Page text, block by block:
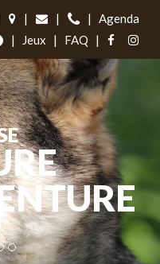
| | |
Agenda
|
Jeux | FAQ |